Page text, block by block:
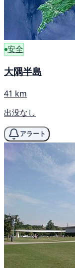
安全
大隅半島
41 km
出没なし
アラート